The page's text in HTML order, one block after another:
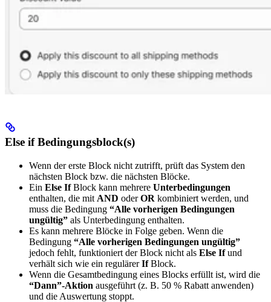
Else if Bedingungsblock(s)
Wenn der erste Block nicht zutrifft, prüft das System den
nächsten Block bzw. die nächsten Blöcke.
Ein Else IfBlock kann mehrere Unterbedingungen
enthalten, die mit AND oderOR kombiniert werden, und
muss die Bedingung “Alle vorherigen Bedingungen
ungültig” als Unterbedingung enthalten.
Es kann mehrere Blöcke in Folge geben. Wenn die
Bedingung “Alle vorherigen Bedingungen ungültig”
jedoch fehlt, funktioniert der Block nicht als Else Ifund
verhält sich wie ein regulärerIfBlock.
Wenn die Gesamtbedingung eines Blocks erfüllt ist, wird die
“Dann”-Aktion ausgeführt (z. B. 50 % Rabatt anwenden)
und die Auswertung stoppt.